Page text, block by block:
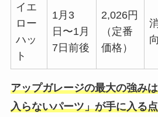
イエ
ロー
ハッ
ト
1月3
日〜1月
7日前後
2,026円
（定番
価格）
アップガレージの最大の強み
入らないパーツ」が手に入る